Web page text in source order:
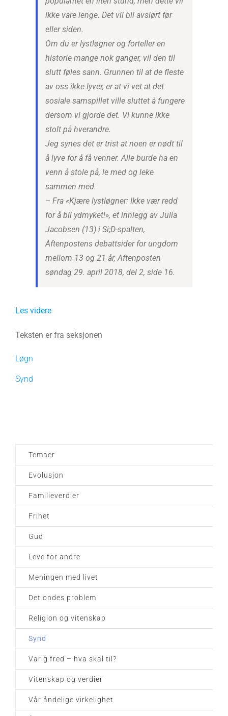
ikke vare lenge. Det vil bli avslørt før
eller siden.
Om du er lystløgner og forteller en
historie mange nok ganger, vil den til
slutt føles sann. Grunnen til at de fleste
av oss ikke lyver, er at vi vet at det
sosiale samspillet ville sluttet å fungere
dersom vi gjorde det. Vi kunne ikke
stolt på hverandre.
Jeg synes det er trist at noen er nødt til
å lyve for å få venner. Alle burde ha en
venn å stole på, le med og leke
sammen med.
– Fra «Kjære lystløgner: Ikke vær redd
for å bli ydmyket!», et innlegg av Julia
Jacobsen (13) i Si;D-spalten,
Aftenpostens debattsider for ungdom
mellom 13 og 21 år, Aftenposten
søndag 29. april 2018, del 2, side 16.
Les videre
Teksten er fra seksjonen
Løgn
Synd
Temaer
Evolusjon
Familieverdier
Frihet
Gud
Leve for andre
Meningen med livet
Det ondes problem
Religion og vitenskap
Synd
Varig fred – hva skal til?
Vitenskap og verdier
Vår åndelige virkelighet